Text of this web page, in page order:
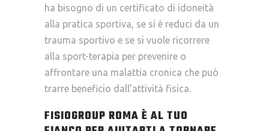
ha bisogno di un certificato di idoneità
alla pratica sportiva, se si è reduci da un
trauma sportivo e se si vuole ricorrere
alla sport-terapia per prevenire o
affrontare una malattia cronica che può
trarre beneficio dall’attività fisica.
FISIOGROUP ROMA È AL TUO